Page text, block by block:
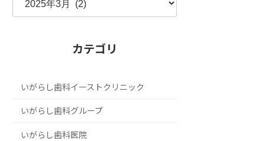
カテゴリ
いがらし歯科イーストクリニック
いがらし歯科グループ
いがらし歯科医院